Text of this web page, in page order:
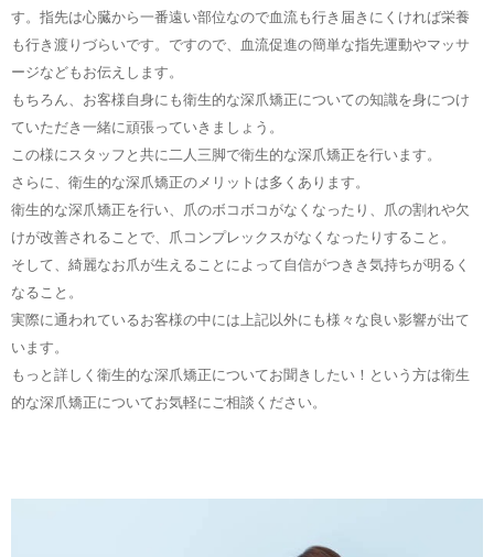
す。指先は心臓から一番遠い部位なので血流も行き届きにくければ栄養
も行き渡りづらいです。ですので、血流促進の簡単な指先運動やマッサ
ージなどもお伝えします。
もちろん、お客様自身にも衛生的な深爪矯正についての知識を身につけ
ていただき一緒に頑張っていきましょう。
この様にスタッフと共に二人三脚で衛生的な深爪矯正を行います。
さらに、衛生的な深爪矯正のメリットは多くあります。
衛生的な深爪矯正を行い、爪のボコボコがなくなったり、爪の割れや欠
けが改善されることで、爪コンプレックスがなくなったりすること。
そして、綺麗なお爪が生えることによって自信がつきき気持ちが明るく
なること。
実際に通われているお客様の中には上記以外にも様々な良い影響が出て
います。
もっと詳しく衛生的な深爪矯正についてお聞きしたい！という方は衛生
的な深爪矯正についてお気軽にご相談ください。